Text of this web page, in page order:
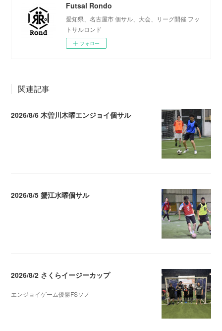
Futsal Rondo
愛知県、名古屋市 個サル、大会、リーグ開催 フッ
トサルロンド
フォロー
関連記事
2026/8/6 木曽川木曜エンジョイ個サル
2026/8/5 蟹江水曜個サル
2026/8/2 さくらイージーカップ
エンジョイゲーム優勝FSソノ